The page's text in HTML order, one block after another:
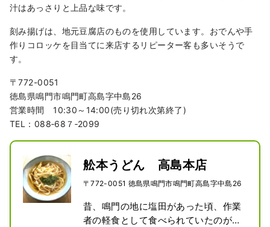
汁はあっさりと上品な味です。
刻み揚げは、地元豆腐店のものを使用しています。おでんや手
作りコロッケを目当てに来店するリピーター客も多いそうで
す。
〒772-0051
徳島県鳴門市鳴門町高島字中島26
営業時間 10:30～14:00(売り切れ次第終了)
TEL：088‐68７‐2099
舩本うどん 高島本店
〒772-0051 徳島県鳴門市鳴門町高島字中島26
昔、鳴門の地に塩田があった頃、作業
者の軽食として食べられていたのが鳴